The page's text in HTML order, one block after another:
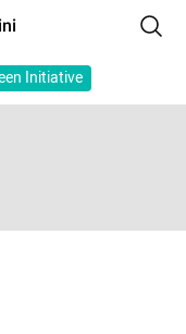
Initiative